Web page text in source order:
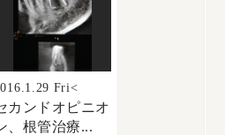
Fri<
カンドオピニオ
、根管治療...